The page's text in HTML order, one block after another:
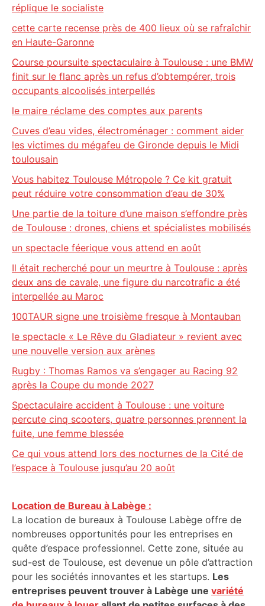
réplique le socialiste
cette carte recense près de 400 lieux où se rafraîchir
en Haute-Garonne
Course poursuite spectaculaire à Toulouse : une BMW
finit sur le flanc après un refus d’obtempérer, trois
occupants alcoolisés interpellés
le maire réclame des comptes aux parents
Cuves d’eau vides, électroménager : comment aider
les victimes du mégafeu de Gironde depuis le Midi
toulousain
Vous habitez Toulouse Métropole ? Ce kit gratuit
peut réduire votre consommation d’eau de 30%
Une partie de la toiture d’une maison s’effondre près
de Toulouse : drones, chiens et spécialistes mobilisés
un spectacle féerique vous attend en août
Il était recherché pour un meurtre à Toulouse : après
deux ans de cavale, une figure du narcotrafic a été
interpellée au Maroc
100TAUR signe une troisième fresque à Montauban
le spectacle « Le Rêve du Gladiateur » revient avec
une nouvelle version aux arènes
Rugby : Thomas Ramos va s’engager au Racing 92
après la Coupe du monde 2027
Spectaculaire accident à Toulouse : une voiture
percute cinq scooters, quatre personnes prennent la
fuite, une femme blessée
Ce qui vous attend lors des nocturnes de la Cité de
l’espace à Toulouse jusqu’au 20 août
Location de Bureau à Labège :
La location de bureaux à Toulouse Labège offre de
nombreuses opportunités pour les entreprises en
quête d’espace professionnel. Cette zone, située au
sud-est de Toulouse, est devenue un pôle d’attraction
pour les sociétés innovantes et les startups. Les
entreprises peuvent trouver à Labège une variété